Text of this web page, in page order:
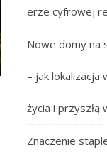
erze cyfrowej
Nowe domy na
– jak lokalizacja
życia i przyszłą
Znaczenie